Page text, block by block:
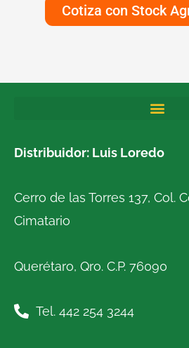
Cotiza con Stock
Distribuidor: Luis Loredo
Cerro de las Torres 137, Col.
Cimatario
Querétaro, Qro. C.P. 76090
Tel. 442 254 3244